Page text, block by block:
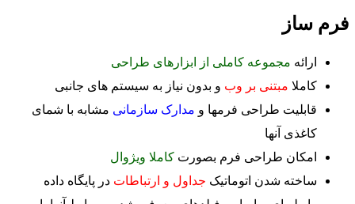
فرم ساز
ارائه مجموعه کاملی از ابزارهای طراحی
کاملا مبتنی بر وب و بدون نیاز به سیستم های جانبی
قابلیت طراحی فرمها و مدارک سازمانی مشابه با شمای
کاغذی آنها
امکان طراحی فرم بصورت کاملا ویژوال
ساخته شدن اتوماتیک جداول و ارتباطات در پایگاه داده